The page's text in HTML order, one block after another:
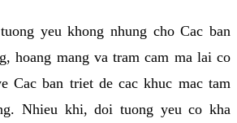
yeu khong nhung cho Cac ban
hoang mang va tram cam ma lai co
Cac ban triet de cac khuc mac tam
Nhieu khi, doi tuong yeu co kha